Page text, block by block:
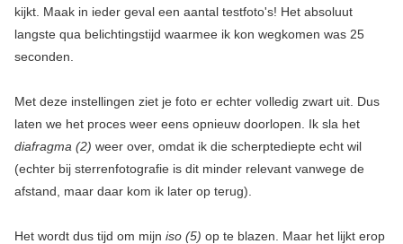
kijkt. Maak in ieder geval een aantal testfoto's! Het absoluut
langste qua belichtingstijd waarmee ik kon wegkomen was 25
seconden.
Met deze instellingen ziet je foto er echter volledig zwart uit. Dus
laten we het proces weer eens opnieuw doorlopen. Ik sla het
diafragma (2) weer over, omdat ik die scherptediepte echt wil
(echter bij sterrenfotografie is dit minder relevant vanwege de
afstand, maar daar kom ik later op terug).
Het wordt dus tijd om mijn iso (5) op te blazen. Maar het lijkt erop